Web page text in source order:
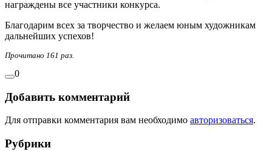
награждены все участники конкурса.
Благодарим всех за творчество и желаем юным художникам
дальнейших успехов!
Прочитано 161 раз.
0
Добавить комментарий
Для отправки комментария вам необходимо авторизоваться.
Рубрики